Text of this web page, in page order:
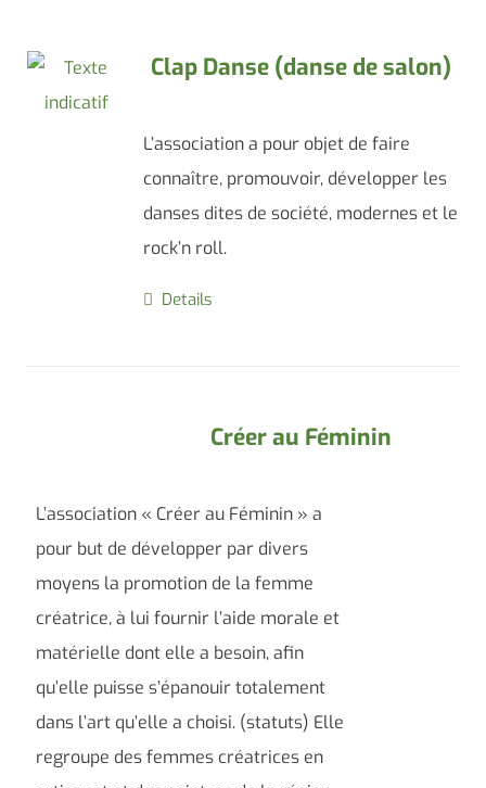
Clap Danse (danse de salon)
L’association a pour objet de faire
connaître, promouvoir, développer les
danses dites de société, modernes et le
rock’n roll.
Details
Créer au Féminin
L’association « Créer au Féminin » a
pour but de développer par divers
moyens la promotion de la femme
créatrice, à lui fournir l’aide morale et
matérielle dont elle a besoin, afin
qu’elle puisse s’épanouir totalement
dans l’art qu’elle a choisi. (statuts) Elle
regroupe des femmes créatrices en